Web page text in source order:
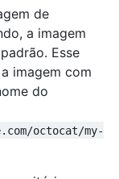
de
a imagem
Esse
imagem com
do
octocat/my-